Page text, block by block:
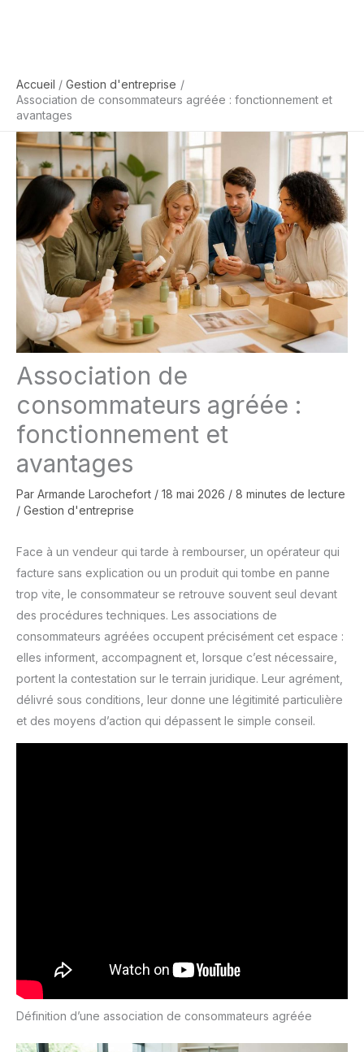
Accueil
Gestion d'entreprise
Association de consommateurs agréée : fonctionnement et
avantages
Association de
consommateurs agréée :
fonctionnement et
avantages
Par Armande Larochefort / 18 mai 2026 / 8 minutes de lecture
/ Gestion d'entreprise
Face à un vendeur qui tarde à rembourser, un opérateur qui
facture sans explication ou un produit qui tombe en panne
trop vite, le consommateur se retrouve souvent seul devant
des procédures techniques. Les associations de
consommateurs agréées occupent précisément cet espace :
elles informent, accompagnent et, lorsque c’est nécessaire,
portent la contestation sur le terrain juridique. Leur agrément,
délivré sous conditions, leur donne une légitimité particulière
et des moyens d’action qui dépassent le simple conseil.
Définition d’une association de consommateurs agréée